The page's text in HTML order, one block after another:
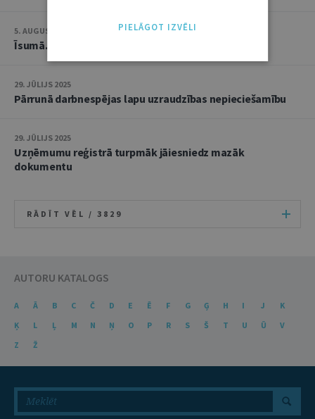
5. AUGUSTS 2025
Īsumā...
29. JŪLIJS 2025
Pārrunā darbnespējas lapu uzraudzības nepieciešamību
29. JŪLIJS 2025
Uzņēmumu reģistrā turpmāk jāiesniedz mazāk
dokumentu
RĀDĪT VĒL / 3829
AUTORU KATALOGS
A Ā B C Č D E Ē F G Ģ H I J
K
Ķ
L Ļ M N Ņ O P R S Š T U Ū
V
Z
Ž
PIELĀGOT IZVĒLI